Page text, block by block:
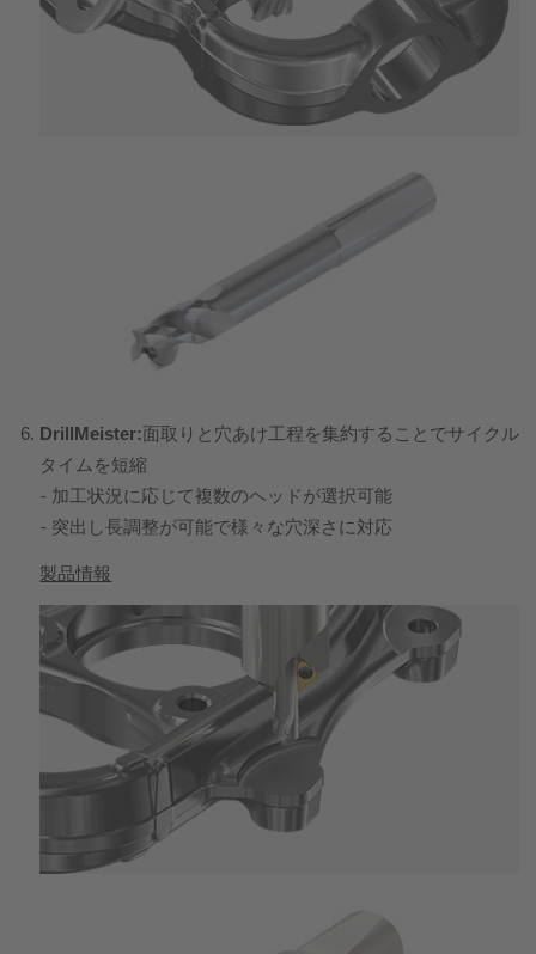
DrillMeister:面取りと穴あけ工程を集約することでサイクル
タイムを短縮
加工状況に応じて複数のヘッドが選択可能
突出し長調整が可能で様々な穴深さに対応
製品情報